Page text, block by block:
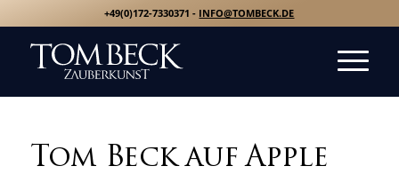
+49(0)172-7330371 - INFO@TOMBECK.DE
Tom Beck auf Apple